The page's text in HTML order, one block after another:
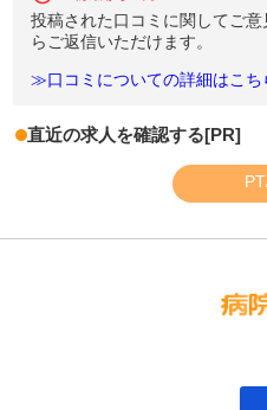
投稿された口コミに関してご
らご返信いただけます。
≫口コミについての詳細はこち
直近の求人を確認する[PR]